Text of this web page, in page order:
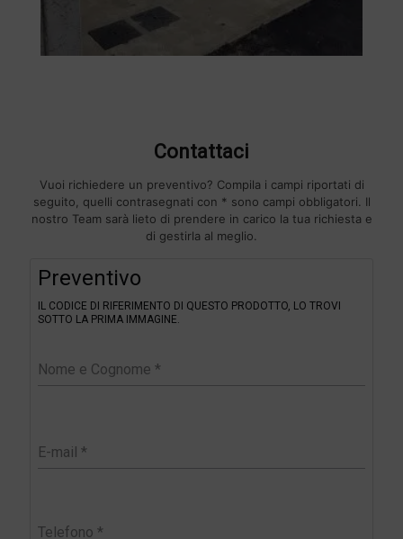
Contattaci
Vuoi richiedere un preventivo? Compila i campi riportati di
seguito, quelli contrasegnati con * sono campi obbligatori. Il
nostro Team sarà lieto di prendere in carico la tua richiesta e
di gestirla al meglio.
Preventivo
IL CODICE DI RIFERIMENTO DI QUESTO PRODOTTO, LO TROVI
SOTTO LA PRIMA IMMAGINE.